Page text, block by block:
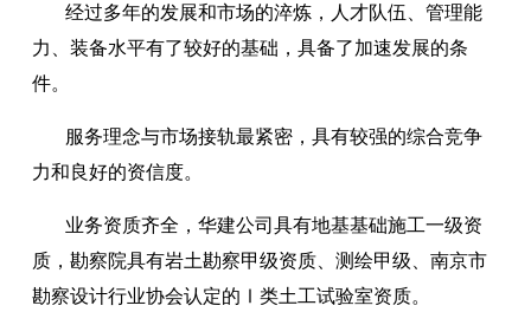
经过多年的发展和市场的淬炼，人才队伍、管理能
力、装备水平有了较好的基础，具备了加速发展的条
件。
服务理念与市场接轨最紧密，具有较强的综合竞争
力和良好的资信度。
业务资质齐全，华建公司具有地基基础施工一级资
质，勘察院具有岩土勘察甲级资质、测绘甲级、南京市
勘察设计行业协会认定的Ⅰ类土工试验室资质。